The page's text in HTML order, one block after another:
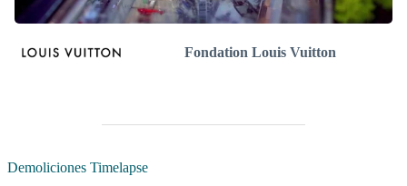
Fondation Louis Vuitton
Demoliciones Timelapse